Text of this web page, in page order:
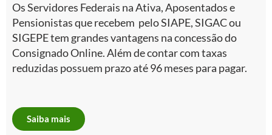
Os Servidores Federais na Ativa, Aposentados e
Pensionistas que recebem pelo SIAPE, SIGAC ou
SIGEPE tem grandes vantagens na concessão do
Consignado Online. Além de contar com taxas
reduzidas possuem prazo até 96 meses para pagar.
Saiba mais